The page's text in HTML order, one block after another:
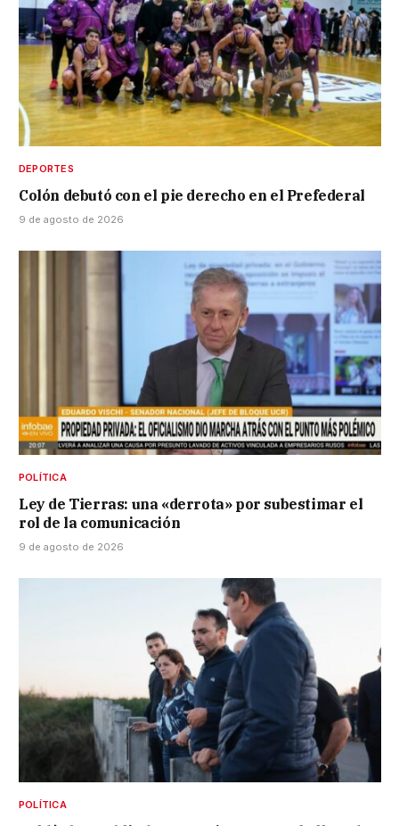
DEPORTES
Colón debutó con el pie derecho en el Prefederal
9 de agosto de 2026
POLÍTICA
Ley de Tierras: una «derrota» por subestimar el
rol de la comunicación
9 de agosto de 2026
POLÍTICA